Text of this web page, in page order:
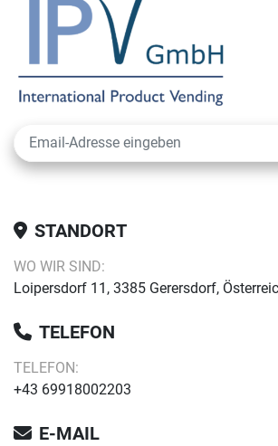
STANDORT
WO WIR SIND:
Loipersdorf 11, 3385 Gerersdorf,
TELEFON
TELEFON:
+43 69918002203
E-MAIL